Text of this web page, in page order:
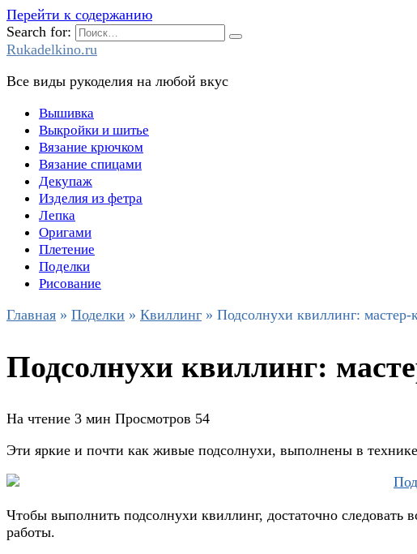
Перейти к содержанию
Search for:
Rukadelkino.ru
Все виды рукоделия на любой вкус
Вышивка
Выкройки и шитье
Вязание крючком
Вязание спицами
Декупаж
Изделия из фетра
Лепка
Оригами
Плетение
Поделки
Рисование
Главная » Поделки » Квиллинг » Подсолнухи квиллинг:
Подсолнухи квиллинг:
На чтение 3 мин Просмотров 54
Эти яркие и почти как живые подсолнухи, выполнены в
Чтобы выполнить подсолнухи квиллинг, достаточно следовать
работы.